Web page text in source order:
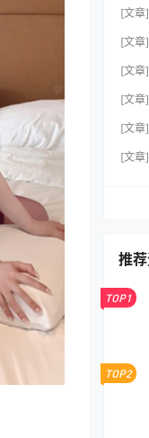
[文章]
[文章]
[文章]
[文章]
[文章]
[文章]
推
TOP1
TOP2